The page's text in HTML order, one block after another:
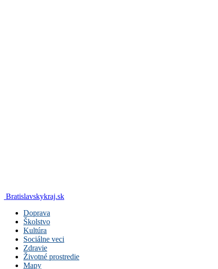
Bratislavskykraj.sk
Doprava
Školstvo
Kultúra
Sociálne veci
Zdravie
Životné prostredie
Mapy